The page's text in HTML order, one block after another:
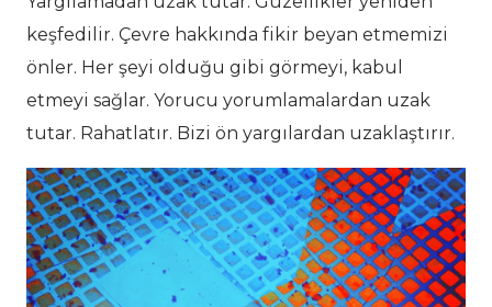
keşfedilir. Çevre hakkında fikir beyan etmemizi
önler. Her şeyi olduğu gibi görmeyi, kabul
etmeyi sağlar. Yorucu yorumlamalardan uzak
tutar. Rahatlatır. Bizi ön yargılardan uzaklaştırır.